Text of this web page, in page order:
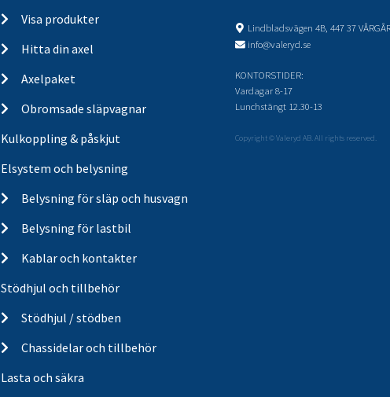
Visa produkter
Hitta din axel
Axelpaket
Obromsade släpvagnar
Kulkoppling & påskjut
Elsystem och belysning
Belysning för släp och husvagn
Belysning för lastbil
Kablar och kontakter
Stödhjul och tillbehör
Stödhjul / stödben
Chassidelar och tillbehör
Lasta och säkra
Lindbladsvägen 4B, 447 37
info@valeryd.se
KONTORSTIDER:
Vardagar 8-17
Lunchstängt 12.30-13
Copyright © Valeryd AB. All rights reserved.